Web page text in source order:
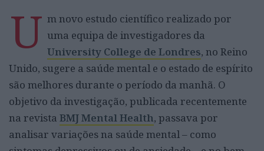
U m novo estudo científico realizado por
uma equipa de investigadores da
University College de Londres, no Reino
Unido, sugere a saúde mental e o estado de espírito
são melhores durante o período da manhã. O
objetivo da investigação, publicada recentemente
na revista BMJ Mental Health, passava por
analisar variações na saúde mental – como